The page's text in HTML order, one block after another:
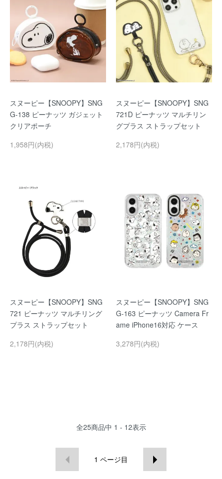
スヌーピー【SNOOPY】SNG
G-138 ピーナッツ ガジェット
クリアポーチ
1,958円(内税)
スヌーピー【SNOOPY】SNG
721D ピーナッツ マルチリン
グプラス ストラップセット
2,178円(内税)
スヌーピー【SNOOPY】SNG
721 ピーナッツ マルチリング
プラス ストラップセット
2,178円(内税)
スヌーピー【SNOOPY】SNG
G-163 ピーナッツ Camera Fr
ame iPhone16対応 ケース
3,278円(内税)
全25商品中 1 - 12表示
1 ページ目